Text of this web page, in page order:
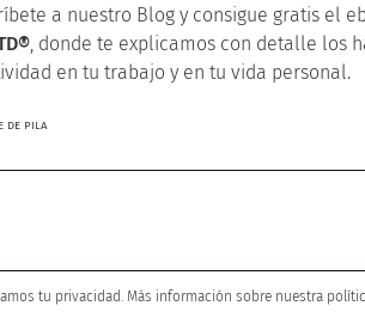
a nuestro Blog y consigue gratis el
, donde te explicamos con detalle los
en tu trabajo y en tu vida personal.
DE PILA
tu privacidad. Más información sobre nuestra